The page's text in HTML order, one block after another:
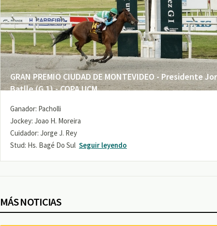
GRAN PREMIO CIUDAD DE MONTEVIDEO - Presidente
Batlle (G 1) - COPA UCM
Ganador: Pacholli
Jockey: Joao H. Moreira
Cuidador: Jorge J. Rey
Stud: Hs. Bagé Do Sul Seguir leyendo
MÁS NOTICIAS